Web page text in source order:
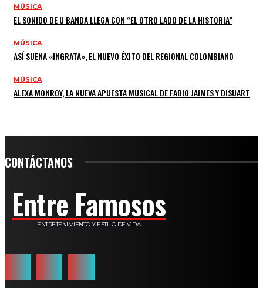
MÚSICA
EL SONIDO DE U BANDA LLEGA CON “EL OTRO LADO DE LA HISTORIA”
MÚSICA
ASÍ SUENA «INGRATA», EL NUEVO ÉXITO DEL REGIONAL COLOMBIANO
MÚSICA
ALEXA MONROY, LA NUEVA APUESTA MUSICAL DE FABIO JAIMES Y DISUART
CONTÁCTANOS
Entre Famosos
ENTRETENIMIENTO Y ESTILO DE VIDA